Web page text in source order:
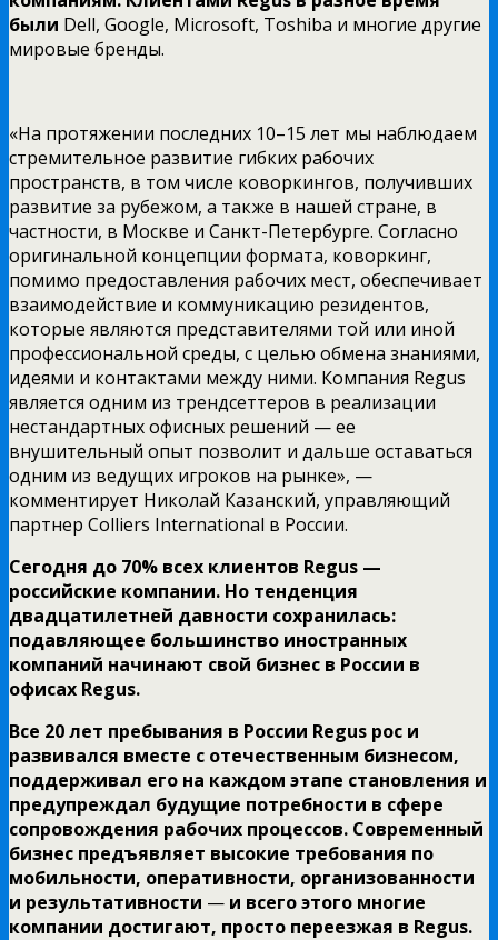
были Dell, Google, Microsoft, Toshiba и многие другие
мировые бренды.
«На протяжении последних 10–15 лет мы наблюдаем
стремительное развитие гибких рабочих
пространств, в том числе коворкингов, получивших
развитие за рубежом, а также в нашей стране, в
частности, в Москве и Санкт-Петербурге. Согласно
оригинальной концепции формата, коворкинг,
помимо предоставления рабочих мест, обеспечивает
взаимодействие и коммуникацию резидентов,
которые являются представителями той или иной
профессиональной среды, с целью обмена знаниями,
идеями и контактами между ними. Компания Regus
является одним из трендсеттеров в реализации
нестандартных офисных решений — ее
внушительный опыт позволит и дальше оставаться
одним из ведущих игроков на рынке», —
комментирует Николай Казанский, управляющий
партнер Colliers International в России.
Сегодня до 70% всех клиентов Regus —
российские компании. Но тенденция
двадцатилетней давности сохранилась:
подавляющее большинство иностранных
компаний начинают свой бизнес в России в
офисах Regus.
Все 20 лет пребывания в России Regus рос и
развивался вместе с отечественным бизнесом,
поддерживал его на каждом этапе становления и
предупреждал будущие потребности в сфере
сопровождения рабочих процессов. Современный
бизнес предъявляет высокие требования по
мобильности, оперативности, организованности
и результативности — и всего этого многие
компании достигают, просто переезжая в Regus.